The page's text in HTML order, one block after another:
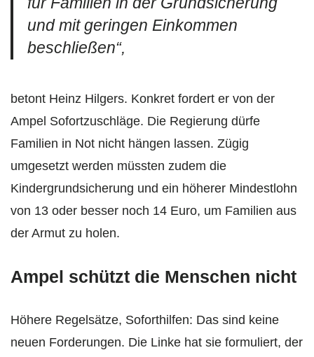
und mit geringen Einkommen
beschließen“,
betont Heinz Hilgers. Konkret fordert er von der
Ampel Sofortzuschläge. Die Regierung dürfe
Familien in Not nicht hängen lassen. Zügig
umgesetzt werden müssten zudem die
Kindergrundsicherung und ein höherer Mindestlohn
von 13 oder besser noch 14 Euro, um Familien aus
der Armut zu holen.
Ampel schützt die Menschen nicht
Höhere Regelsätze, Soforthilfen: Das sind keine
neuen Forderungen. Die Linke hat sie formuliert, der